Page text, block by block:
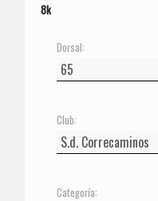
8k
Dorsal:
Club:
Categoría: